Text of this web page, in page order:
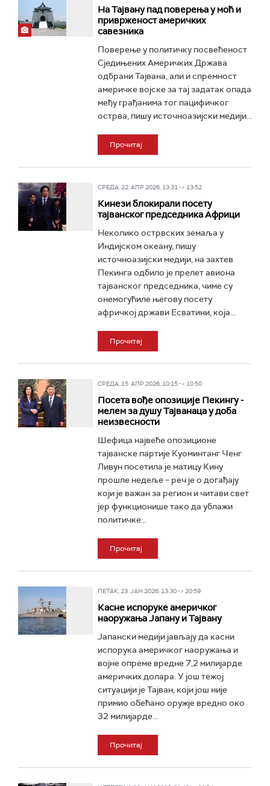
На Тајвану пад поверења у моћ и
приврженост америчких
савезника
Поверење у политичку посвећеност
Сједињених Америчких Држава
одбрани Тајвана, али и спремност
америчке војске за тај задатак опада
међу грађанима тог пацифичког
острва, пишу источноазијски медији...
Прочитај
СРЕДА, 22. АПР 2026, 13:31 -> 13:52
Кинези блокирали посету
тајванског председника Африци
Неколико острвских земаља у
Индијском океану, пишу
источноазијски медији, на захтев
Пекинга одбило је прелет авиона
тајванског председника, чиме су
онемогућиле његову посету
афричкој држави Есватини, која...
Прочитај
СРЕДА, 15. АПР 2026, 10:15 -> 10:50
Посета вође опозиције Пекингу -
мелем за душу Тајванаца у доба
неизвесности
Шефица највеће опозиционе
тајванске партије Куоминтанг Ченг
Ливун посетила је матицу Кину
прошле недеље – реч је о догађају
који је важан за регион и читави свет
јер функционише тако да ублажи
политичке...
Прочитај
ПЕТАК, 23. ЈАН 2026, 13:30 -> 20:59
Касне испоруке америчког
наоружања Јапану и Тајвану
Јапански медији јављају да касни
испорука америчког наоружања и
војне опреме вредне 7,2 милијарде
америчких долара. У још тежој
ситуацији је Тајван, који још није
примио обећано оружје вредно око
32 милијарде...
Прочитај